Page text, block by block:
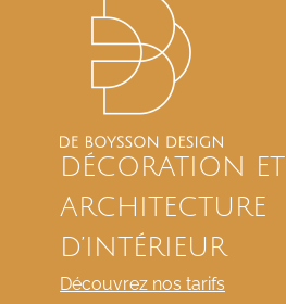
DÉCORATION ET
ARCHITECTURE
D’INTÉRIEUR
Découvrez nos tarifs